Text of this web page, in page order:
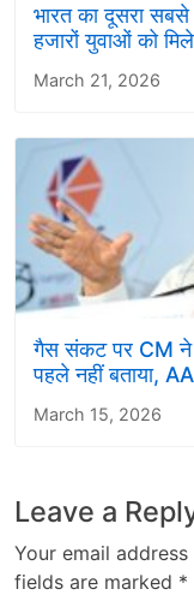
भारत का दूसरा सबसे
हजारों युवाओं को
March 21, 2026
गैस संकट पर CM ने
पहले नहीं बताया,
March 15, 2026
Leave a
Your email
fields are marked *